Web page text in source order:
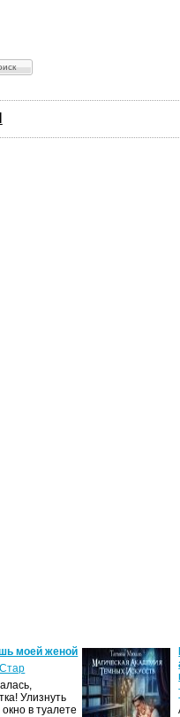
моей женой
Улизнуть
в туалете